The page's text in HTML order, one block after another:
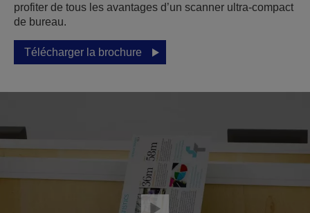
profiter de tous les avantages d’un scanner ultra-compact
de bureau.
Télécharger la brochure